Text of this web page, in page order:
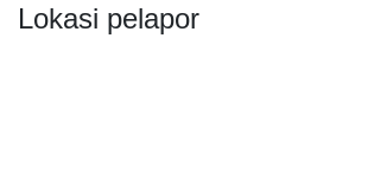
Lokasi pelapor